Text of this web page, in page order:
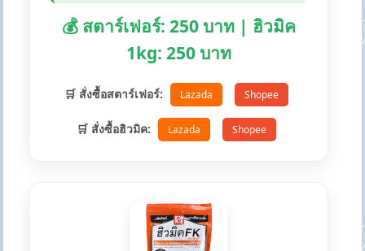
💰 สตาร์เฟอร์: 250 บาท | ฮิวมิค
1kg: 250 บาท
🛒 สั่งซื้อสตาร์เฟอร์: Lazada Shopee
🛒 สั่งซื้อฮิวมิค: Lazada Shopee